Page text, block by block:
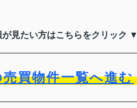
見たい方はこちらをクリック ▼
買物件一覧へ進む